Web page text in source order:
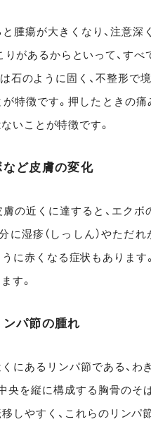
腫瘍が大きくなり、注意深
りがあるからといって、す
石のように固く、不整形で
特徴です。押したときの痛
いことが特徴です。
ど皮膚の変化
の近くに達すると、エクボ
に湿疹（しっしん）やただ
に赤くなる症状もありま
す。
パ節の腫れ
にあるリンパ節である、わ
央を縦に構成する胸骨のそ
しやすく、これらのリンパ